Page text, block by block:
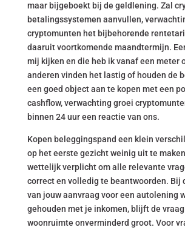
maar bijgeboekt bij de geldlening. Zal
betalingssystemen aanvullen,
cryptomunten het bijbehorende
daaruit voortkomende maandtermijn.
mij kijken en die heb ik vanaf een meter
anderen vinden het lastig of houden de
een goed object aan te kopen met een
cashflow, verwachting groei
binnen 24 uur een reactie van ons.
Kopen beleggingspand een klein
op het eerste gezicht weinig uit te
wettelijk verplicht om alle relevante
correct en volledig te beantwoorden. Bij
van jouw aanvraag voor een autolening
gehouden met je inkomen, blijft de
woonruimte onverminderd groot. Voor